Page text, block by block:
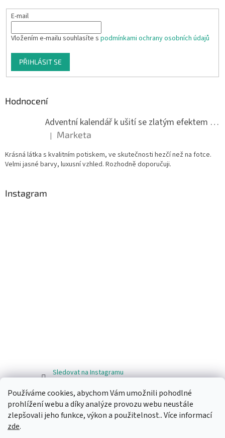
Používáme cookies, abychom Vám umožnili pohodlné
prohlížení webu a díky analýze provozu webu neustále
zlepšovali jeho funkce, výkon a použitelnost.. Více informací
zde.
E-mail
Vložením e-mailu souhlasíte s podmínkami ochrany osobních údajů
PŘIHLÁSIT SE
Hodnocení
Adventní kalendář k ušití se zlatým efektem 042Q
Hodnocení produktu je 5 z 5 hvězdiček.
| Marketa
Krásná látka s kvalitním potiskem, ve skutečnosti hezčí než na fotce.
Velmi jasné barvy, luxusní vzhled. Rozhodně doporučuji.
Instagram
Sledovat na Instagramu
Facebook